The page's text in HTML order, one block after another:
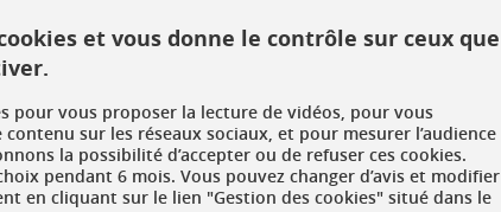
de confidentialité
et vous donne le contrôle sur ceux que
pour vous proposer la lecture de vidéos, pour vous
sur les réseaux sociaux, et pour mesurer l’audience
la possibilité d’accepter ou de refuser ces cookies.
pendant 6 mois. Vous pouvez changer d’avis et modifier
en cliquant sur le lien "Gestion des cookies" situé dans le